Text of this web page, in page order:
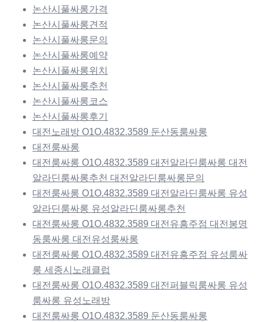
논산시풀싸롱가격
논산시풀싸롱견적
논산시풀싸롱문의
논산시풀싸롱예약
논산시풀싸롱위치
논산시풀싸롱추천
논산시풀싸롱코스
논산시풀싸롱후기
대전노래방 O1O.4832.3589 둔산동룸싸롱
대전룸싸롱
대전룸싸롱 O1O.4832.3589 대전알라딘룸싸롱 대전
알라딘룸싸롱추천 대전알라딘룸싸롱문의
대전룸싸롱 O1O.4832.3589 대전알라딘룸싸롱 유성
알라딘룸싸롱 유성알라딘룸싸롱추천
대전룸싸롱 O1O.4832.3589 대전유흥주점 대전봉명
동룸싸롱 대전유성룸싸롱
대전룸싸롱 O1O.4832.3589 대전유흥주점 유성룸싸
롱 세종시노래클럽
대전룸싸롱 O1O.4832.3589 대전퍼블릭룸싸롱 유성
룸싸롱 유성노래방
대전룸싸롱 O1O.4832.3589 둔산동룸싸롱